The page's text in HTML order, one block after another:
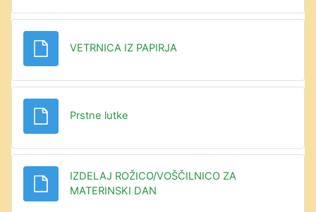
VETRNICA IZ PAPIRJA
Prstne lutke
IZDELAJ ROŽICO/VOŠČILNICO ZA
MATERINSKI DAN